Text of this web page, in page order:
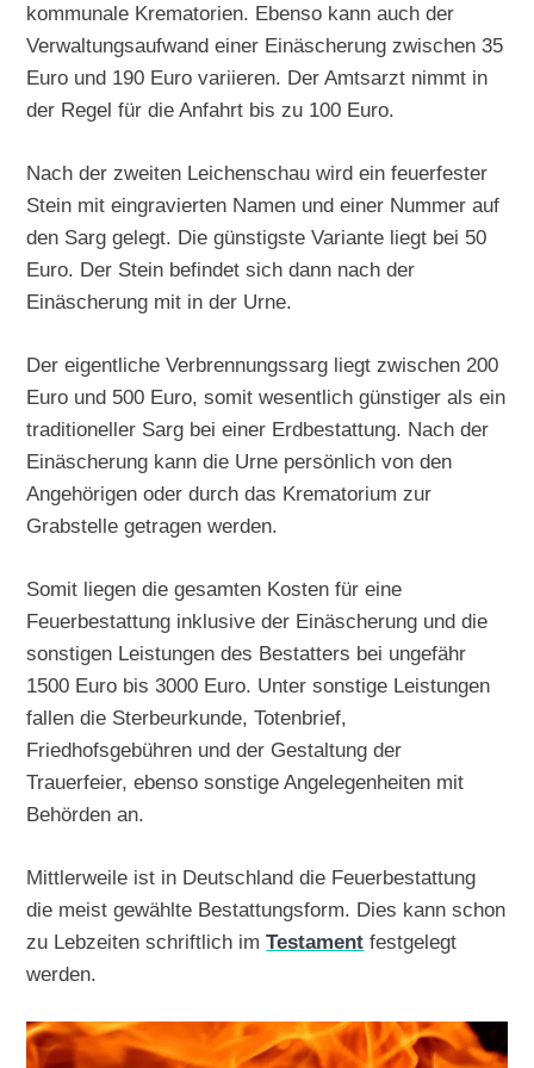
kommunale Krematorien. Ebenso kann auch der
Verwaltungsaufwand einer Einäscherung zwischen 35
Euro und 190 Euro variieren. Der Amtsarzt nimmt in
der Regel für die Anfahrt bis zu 100 Euro.
Nach der zweiten Leichenschau wird ein feuerfester
Stein mit eingravierten Namen und einer Nummer auf
den Sarg gelegt. Die günstigste Variante liegt bei 50
Euro. Der Stein befindet sich dann nach der
Einäscherung mit in der Urne.
Der eigentliche Verbrennungssarg liegt zwischen 200
Euro und 500 Euro, somit wesentlich günstiger als ein
traditioneller Sarg bei einer Erdbestattung. Nach der
Einäscherung kann die Urne persönlich von den
Angehörigen oder durch das Krematorium zur
Grabstelle getragen werden.
Somit liegen die gesamten Kosten für eine
Feuerbestattung inklusive der Einäscherung und die
sonstigen Leistungen des Bestatters bei ungefähr
1500 Euro bis 3000 Euro. Unter sonstige Leistungen
fallen die Sterbeurkunde, Totenbrief,
Friedhofsgebühren und der Gestaltung der
Trauerfeier, ebenso sonstige Angelegenheiten mit
Behörden an.
Mittlerweile ist in Deutschland die Feuerbestattung
die meist gewählte Bestattungsform. Dies kann schon
zu Lebzeiten schriftlich imTestament festgelegt
werden.